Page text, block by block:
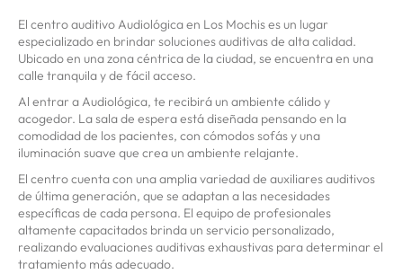
El centro auditivo Audiológica en Los Mochis es un lugar
especializado en brindar soluciones auditivas de alta calidad.
Ubicado en una zona céntrica de la ciudad, se encuentra en una
calle tranquila y de fácil acceso.
Al entrar a Audiológica, te recibirá un ambiente cálido y
acogedor. La sala de espera está diseñada pensando en la
comodidad de los pacientes, con cómodos sofás y una
iluminación suave que crea un ambiente relajante.
El centro cuenta con una amplia variedad de auxiliares auditivos
de última generación, que se adaptan a las necesidades
específicas de cada persona. El equipo de profesionales
altamente capacitados brinda un servicio personalizado,
realizando evaluaciones auditivas exhaustivas para determinar el
tratamiento más adecuado.